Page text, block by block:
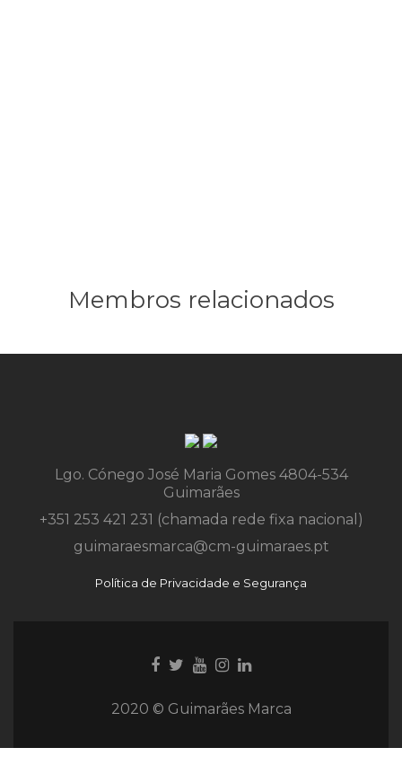
Membros relacionados
Lgo. Cónego José Maria Gomes 4804-534
Guimarães
+351 253 421 231 (chamada rede fixa nacional)
guimaraesmarca@cm-guimaraes.pt
Política de Privacidade e Segurança
Ligação
Facebook
Ligação
Twitter
Youtube
Ligação
Instagram
Ligação
Instagram
2020 © Guimarães Marca